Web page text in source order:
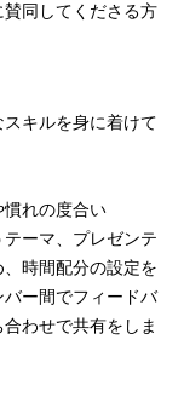
同してくださる方
キルを身に着けて
慣れの度合い
ーマ、プレゼンテ
時間配分の設定を
ー間でフィードバ
わせで共有をしま